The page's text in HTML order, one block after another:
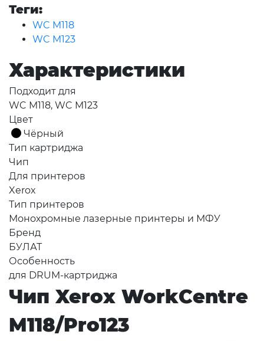
Теги:
WC M118
WC M123
Характеристики
Подходит для
WC M118, WC M123
Цвет
Чёрный
Тип картриджа
Чип
Для принтеров
Xerox
Тип принтеров
Монохромные лазерные принтеры и МФУ
Бренд
БУЛАТ
Особенность
для DRUM-картриджа
Чип Xerox WorkCentre
M118/Pro123